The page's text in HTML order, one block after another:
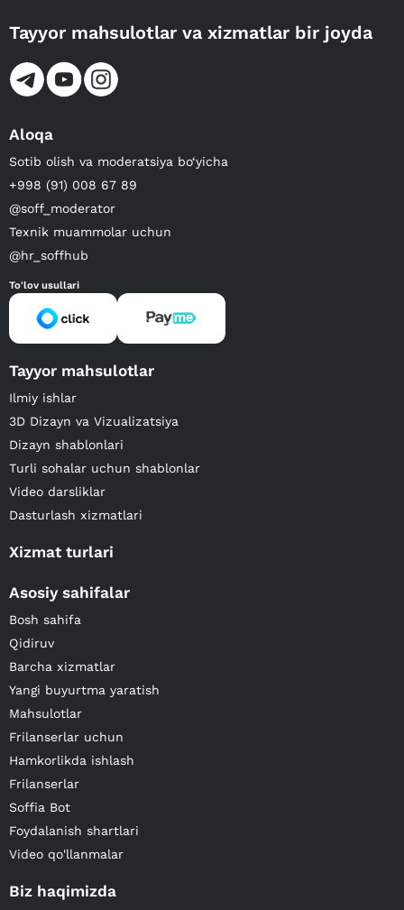
Tayyor mahsulotlar va xizmatlar bir joyda
Aloqa
Sotib olish va moderatsiya bo‘yicha
+998 (91) 008 67 89
@soff_moderator
Texnik muammolar uchun
@hr_soffhub
To'lov usullari
Tayyor mahsulotlar
Ilmiy ishlar
3D Dizayn va Vizualizatsiya
Dizayn shablonlari
Turli sohalar uchun shablonlar
Video darsliklar
Dasturlash xizmatlari
Xizmat turlari
Asosiy sahifalar
Bosh sahifa
Qidiruv
Barcha xizmatlar
Yangi buyurtma yaratish
Mahsulotlar
Frilanserlar uchun
Hamkorlikda ishlash
Frilanserlar
Soffia Bot
Foydalanish shartlari
Video qo'llanmalar
Biz haqimizda